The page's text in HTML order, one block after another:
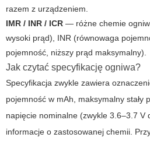
razem z urządzeniem.
IMR / INR / ICR — różne chemie
wysoki prąd), INR (równowaga
pojemność, niższy prąd maksymalny).
Jak czytać specyfikację ogniwa?
Specyfikacja zwykle zawiera
pojemność w mAh, maksymalny stały
napięcie nominalne (zwykle 3.6–3.7 V
informacje o zastosowanej chemii.